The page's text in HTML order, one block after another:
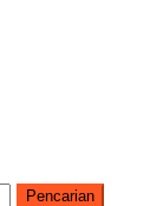
Pencarian